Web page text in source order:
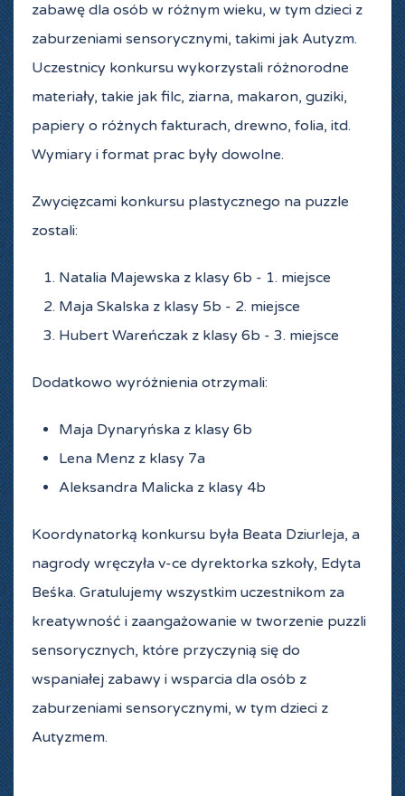
zabawę dla osób w różnym wieku, w tym dzieci z
zaburzeniami sensorycznymi, takimi jak Autyzm.
Uczestnicy konkursu wykorzystali różnorodne
materiały, takie jak filc, ziarna, makaron, guziki,
papiery o różnych fakturach, drewno, folia, itd.
Wymiary i format prac były dowolne.
Zwycięzcami konkursu plastycznego na puzzle
zostali:
Natalia Majewska z klasy 6b - 1. miejsce
Maja Skalska z klasy 5b - 2. miejsce
Hubert Wareńczak z klasy 6b - 3. miejsce
Dodatkowo wyróżnienia otrzymali:
Maja Dynaryńska z klasy 6b
Lena Menz z klasy 7a
Aleksandra Malicka z klasy 4b
Koordynatorką konkursu była Beata Dziurleja, a
nagrody wręczyła v-ce dyrektorka szkoły, Edyta
Beśka. Gratulujemy wszystkim uczestnikom za
kreatywność i zaangażowanie w tworzenie puzzli
sensorycznych, które przyczynią się do
wspaniałej zabawy i wsparcia dla osób z
zaburzeniami sensorycznymi, w tym dzieci z
Autyzmem.